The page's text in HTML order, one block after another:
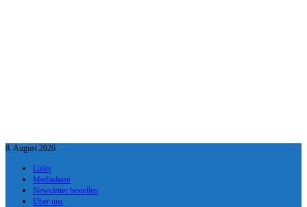
8. August 2026
Links
Mediadaten
Newsletter bestellen
Über uns